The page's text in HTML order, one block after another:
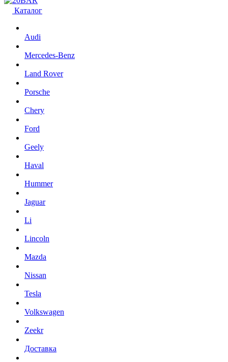
Каталог
Audi
Mercedes-Benz
Land Rover
Porsche
Chery
Ford
Geely
Haval
Hummer
Jaguar
Li
Lincoln
Mazda
Nissan
Tesla
Volkswagen
Zeekr
Доставка